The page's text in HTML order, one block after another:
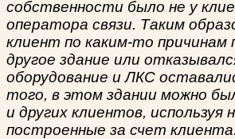
собственности было не у
оператора связи. Таким
клиент по каким-то причинам
другое здание или
оборудование и ЛКС
того, в этом здании можно
и других клиентов, используя
построенные за счет клиента.